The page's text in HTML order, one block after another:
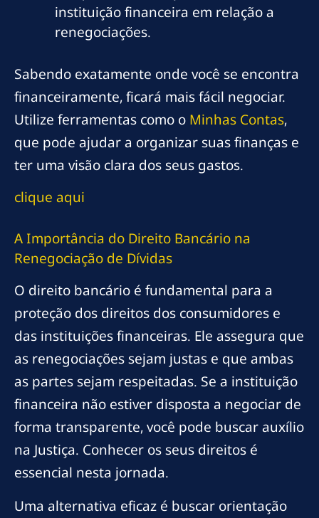
instituição financeira em relação a
renegociações.
Sabendo exatamente onde você se encontra
financeiramente, ficará mais fácil negociar.
Utilize ferramentas como o Minhas Contas,
que pode ajudar a organizar suas finanças e
ter uma visão clara dos seus gastos.
clique aqui
A Importância do Direito Bancário na
Renegociação de Dívidas
O direito bancário é fundamental para a
proteção dos direitos dos consumidores e
das instituições financeiras. Ele assegura que
as renegociações sejam justas e que ambas
as partes sejam respeitadas. Se a instituição
financeira não estiver disposta a negociar de
forma transparente, você pode buscar auxílio
na Justiça. Conhecer os seus direitos é
essencial nesta jornada.
Uma alternativa eficaz é buscar orientação